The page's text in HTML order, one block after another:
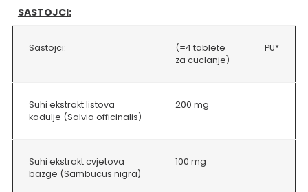
SASTOJCI:
Sastojci:
(=4 tablete
za cuclanje)
PU*
Suhi ekstrakt listova
kadulje (Salvia officinalis)
200 mg
Suhi ekstrakt cvjetova
bazge (Sambucus nigra)
100 mg